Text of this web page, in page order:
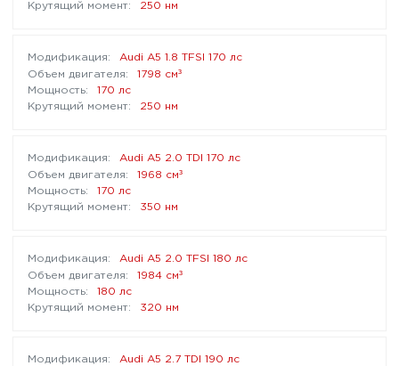
250 нм
Audi A5 1.8 TFSI 170 лс
1798 см³
170 лс
250 нм
Audi A5 2.0 TDI 170 лс
1968 см³
170 лс
350 нм
Audi A5 2.0 TFSI 180 лс
1984 см³
180 лс
320 нм
Audi A5 2.7 TDI 190 лс